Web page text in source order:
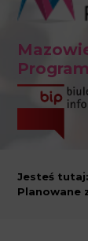
Jesteś tutaj:
Planowane